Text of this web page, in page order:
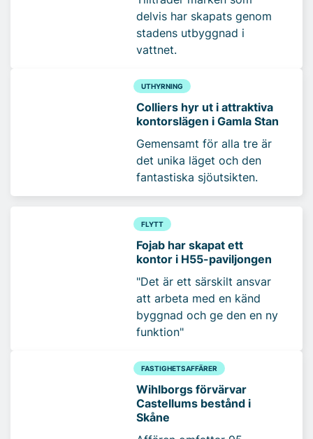
delvis har skapats genom
stadens utbyggnad i
vattnet.
UTHYRNING
Colliers hyr ut i attraktiva
kontorslägen i Gamla Stan
Gemensamt för alla tre är
det unika läget och den
fantastiska sjöutsikten.
FLYTT
Fojab har skapat ett
kontor i H55-paviljongen
"Det är ett särskilt ansvar
att arbeta med en känd
byggnad och ge den en ny
funktion"
FASTIGHETSAFFÄRER
Wihlborgs förvärvar
Castellums bestånd i
Skåne